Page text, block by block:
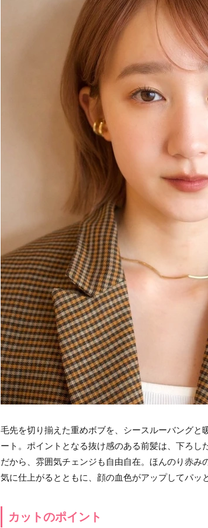
毛先を切り揃えた重めボブを、シースルーバングと
ート。ポイントとなる抜け感のある前髪は、下ろし
だから、雰囲気チェンジも自由自在。ほんのり赤み
気に仕上がるとともに、顔の血色がアップしてパッ
カットのポイント